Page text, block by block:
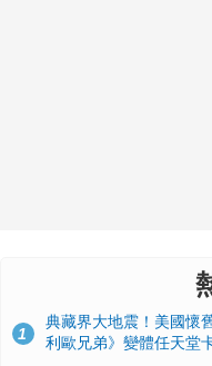
1
典藏界大地震！美國懷
利歐兄弟》變體任天堂